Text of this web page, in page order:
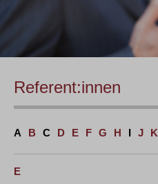
Referent:innen
A B C D E F G H I J K
E